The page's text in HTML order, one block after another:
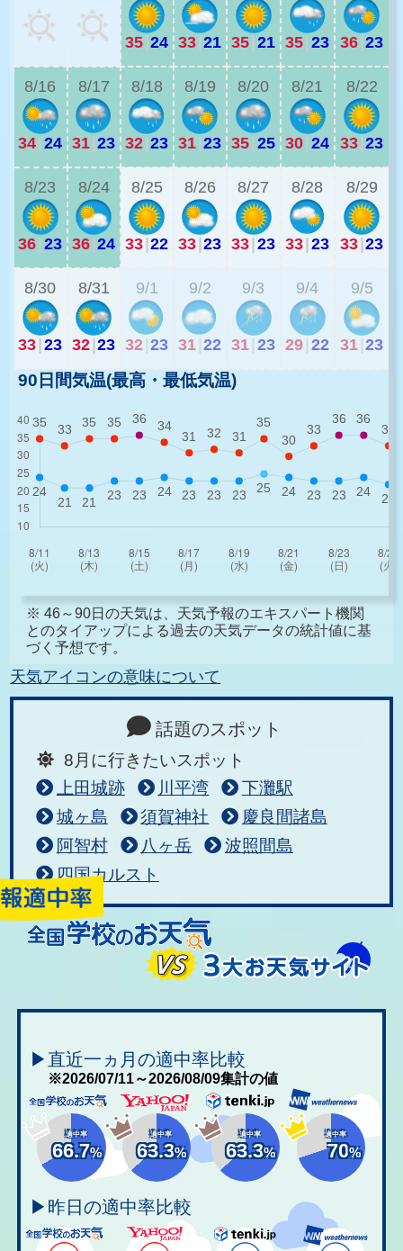
35|24 33|21 35|21 35|23 36|23
8/16
34|24
8/17
31|23
8/18
32|23
8/19
31|23
8/20
35|25
8/21
30|24
8/22
33|23
8/23
36|23
8/24
36|24
8/25
33|22
8/26
33|23
8/27
33|23
8/28
33|23
8/29
33|23
8/30
33|23
8/31
32|23
9/1
32 23
9/2
31 22
9/3
31 23
9/4
29 22
9/5
31 23
90日間気温(最高・最低気温)
※ 46～90日の天気は、天気予報のエキスパート機関
とのタイアップによる過去の天気データの統計値に基
づく予想です。
天気アイコンの意味について
話題のスポット
8月に行きたいスポット
上田城跡
川平湾
下灘駅
城ヶ島
須賀神社
慶良間諸島
阿智村
八ヶ岳
波照間島
四国カルスト
▶直近一ヵ月の適中率比較
※2026/07/11～2026/08/09集計の値
適中率
66.7%
適中率
63.3%
適中率
63.3%
適中率
70%
▶昨日の適中率比較